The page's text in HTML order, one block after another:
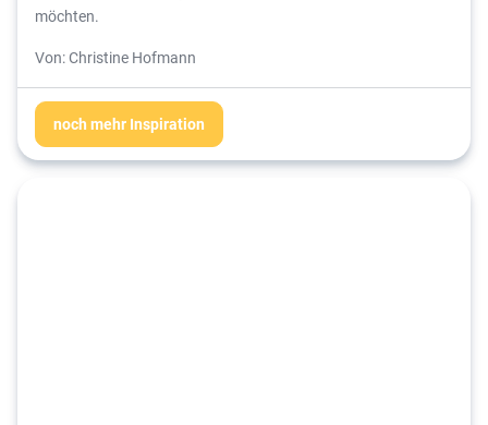
möchten.
Von: Christine Hofmann
noch mehr Inspiration